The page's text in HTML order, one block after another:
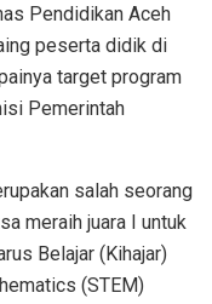
Pendidikan Aceh
peserta didik di
target program
Pemerintah
salah seorang
meraih juara I untuk
Belajar (Kihajar)
(STEM)